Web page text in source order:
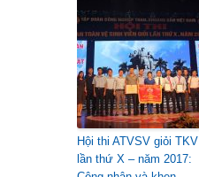
Hội thi ATVSV giỏi TKV
lần thứ X – năm 2017: